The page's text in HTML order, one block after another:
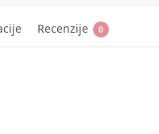
Recenzije 0